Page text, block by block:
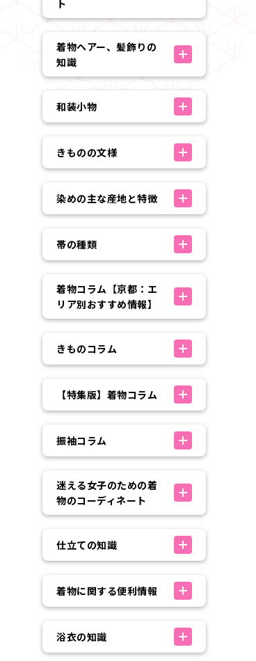
ト
着物ヘアー、髪飾りの
知識
和装小物
きものの文様
染めの主な産地と特徴
帯の種類
着物コラム【京都：エ
リア別おすすめ情報】
きものコラム
【特集版】着物コラム
振袖コラム
迷える女子のための着
物のコーディネート
仕立ての知識
着物に関する便利情報
浴衣の知識